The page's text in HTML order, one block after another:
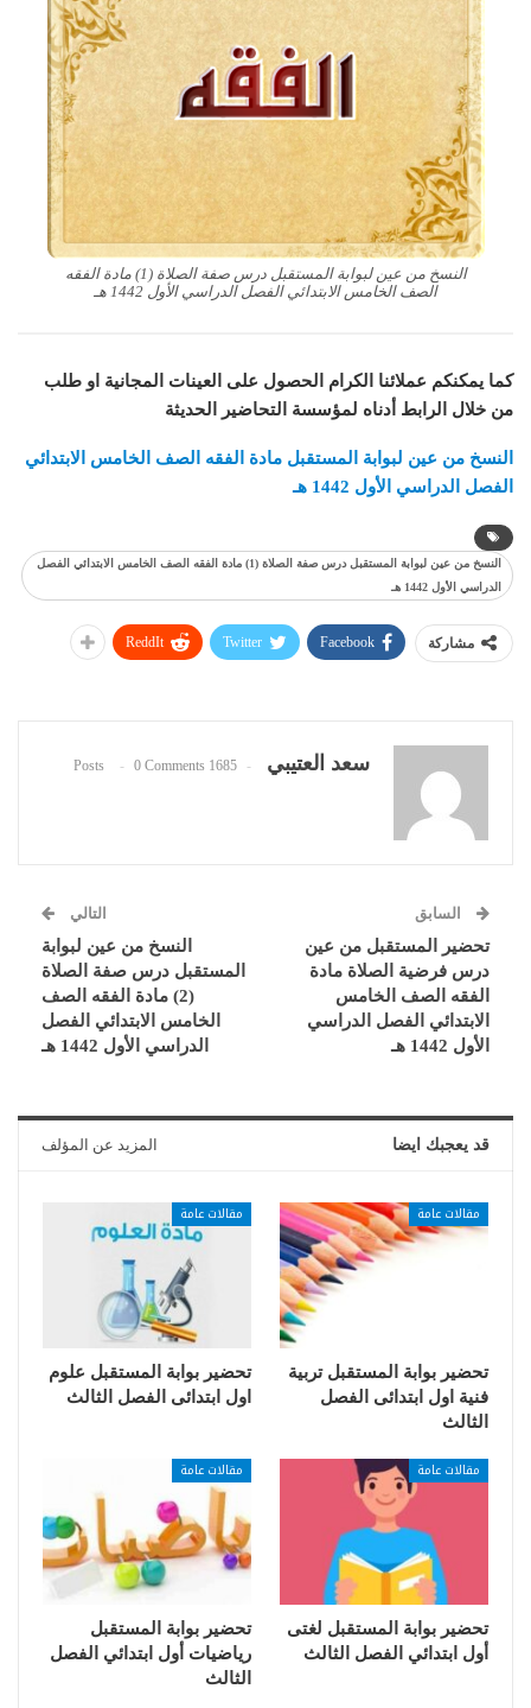
النسخ من عين لبوابة المستقبل درس صفة الصلاة (1) مادة الفقه
الصف الخامس الابتدائي الفصل الدراسي الأول 1442 هـ
كما يمكنكم عملائنا الكرام الحصول على العينات المجانية او طلب
من خلال الرابط أدناه لمؤسسة التحاضير الحديثة
النسخ من عين لبوابة المستقبل مادة الفقه الصف الخامس الابتدائي
الفصل الدراسي الأول 1442 هـ
النسخ من عين لبوابة المستقبل درس صفة الصلاة (1) مادة الفقه الصف الخامس الابتدائي الفصل
الدراسي الأول 1442 هـ
مشاركة Facebook
Twitter
ReddIt
سعد العتيبي 1685 Posts
0 Comments
السابق
تحضير المستقبل من عين
درس فرضية الصلاة مادة
الفقه الصف الخامس
الابتدائي الفصل الدراسي
الأول 1442 هـ
التالي
النسخ من عين لبوابة
المستقبل درس صفة الصلاة
(2) مادة الفقه الصف
الخامس الابتدائي الفصل
الدراسي الأول 1442 هـ
قد يعجبك ايضا المزيد عن المؤلف
مقالات عامة
تحضير بوابة المستقبل تربية
فنية اول ابتدائى الفصل
الثالث
مقالات عامة
تحضير بوابة المستقبل علوم
اول ابتدائى الفصل الثالث
مقالات عامة
تحضير بوابة المستقبل لغتى
أول ابتدائي الفصل الثالث
مقالات عامة
تحضير بوابة المستقبل
رياضيات أول ابتدائي الفصل
الثالث